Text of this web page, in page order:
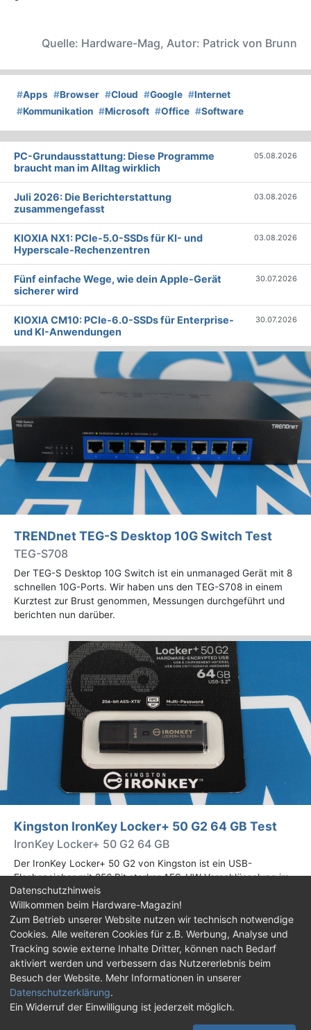
Quelle: Hardware-Mag, Autor: Patrick von Brunn
#Apps #Browser #Cloud #Google #Internet
#Kommunikation #Microsoft #Office #Software
PC-Grundausstattung: Diese Programme
braucht man im Alltag wirklich
05.08.2026
Juli 2026: Die Bericht­erstattung
zusammengefasst
03.08.2026
KIOXIA NX1: PCIe-5.0-SSDs für KI- und
Hyperscale-Rechenzentren
03.08.2026
Fünf einfache Wege, wie dein Apple-Gerät
sicherer wird
30.07.2026
KIOXIA CM10: PCIe-6.0-SSDs für Enterprise-
und KI-Anwendungen
30.07.2026
TRENDnet TEG-S Desktop 10G Switch Test
TEG-S708
Der TEG-S Desktop 10G Switch ist ein unmanaged Gerät mit 8
schnellen 10G-Ports. Wir haben uns den TEG-S708 in einem
Kurztest zur Brust genommen, Messungen durchgeführt und
berichten nun darüber.
Kingston IronKey Locker+ 50 G2 64 GB Test
IronKey Locker+ 50 G2 64 GB
Der IronKey Locker+ 50 G2 von Kingston ist ein USB-
Flashspeicher mit 256 Bit starker AES-HW-Verschlüsselung im
XTS-Modus. Wir haben das 64-GB-Modell im Praxistest
genauer begutachtet.
Impressum| Kontakt |Jobs |Datenschutz |
Consent‑Einstellungen |Haftungsausschluss
Feed Facebook
Twitch
Discord
Datenschutzhinweis
Willkommen beim Hardware-Magazin!
Zum Betrieb unserer Website nutzen wir technisch notwendige
Cookies. Alle weiteren Cookies für z.B. Werbung, Analyse und
Tracking sowie externe Inhalte Dritter, können nach Bedarf
aktiviert werden und verbessern das Nutzererlebnis beim
Besuch der Website. Mehr Informationen in unserer
Datenschutzerklärung.
Ein Widerruf der Einwilligung ist jederzeit möglich.